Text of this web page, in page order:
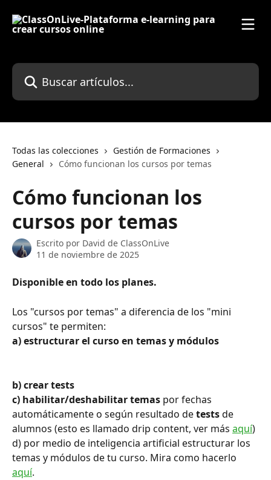
Buscar artículos...
Todas las colecciones
Gestión de Formaciones
General
Cómo funcionan los cursos por temas
Cómo funcionan los
cursos por temas
Escrito por David de ClassOnLive
11 de noviembre de 2025
Disponible en todo los planes.
Los "cursos por temas" a diferencia de los "mini
cursos" te permiten:
a) estructurar el curso en temas y módulos
b) crear tests
c) habilitar/deshabilitar temas por fechas
automáticamente o según resultado de tests de
alumnos (esto es llamado drip content, ver más aquí)
d) por medio de inteligencia artificial estructurar los
temas y módulos de tu curso. Mira como hacerlo
aquí.